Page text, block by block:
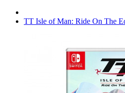
TT Isle of Man: Ride On The